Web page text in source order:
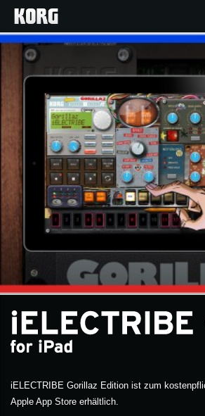
Produkte
Extras
Events
Support
Händlersuche
Shop
iELECTRIBE Gorillaz Edition ist zum
Apple App Store erhältlich.